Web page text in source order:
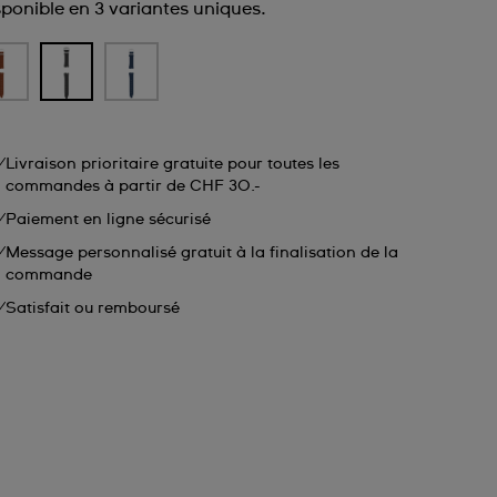
en 3 variantes uniques.
Livraison prioritaire gratuite pour toutes les
commandes à partir de CHF 30.-
Paiement en ligne sécurisé
Message personnalisé gratuit à la finalisation de la
commande
Satisfait ou remboursé